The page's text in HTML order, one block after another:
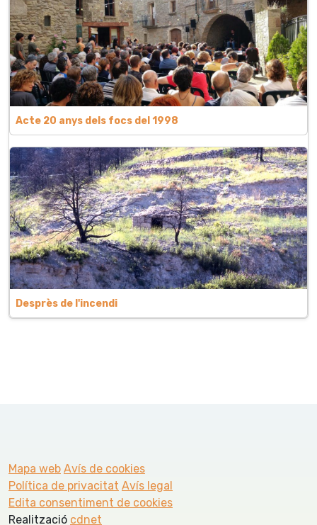
Acte 20 anys dels focs del 1998
Desprès de l'incendi
Mapa web Avís de cookies
Política de privacitat Avís legal
Edita consentiment de cookies
Realització cdnet